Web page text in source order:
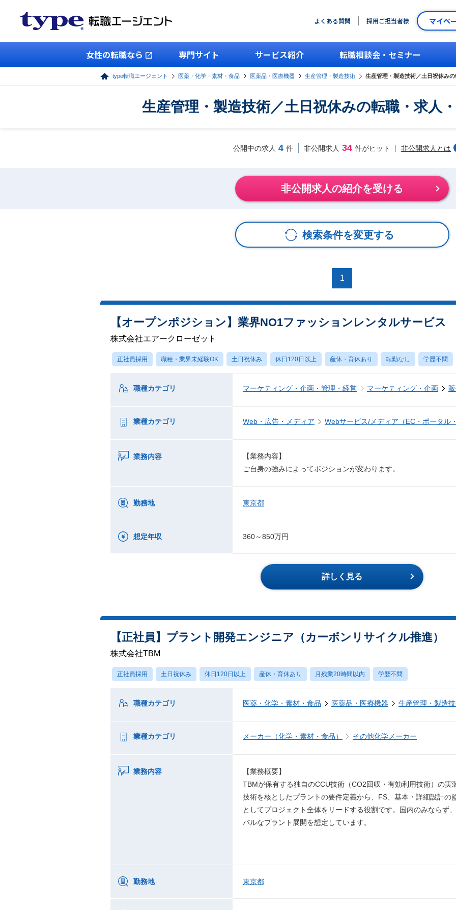
よくある質問 採用ご担当者様 マイペ
女性の転職なら 専門サイト サービス紹介 転職相談会・セミナー
type転職エージェント 医薬・化学・素材・食品 医薬品・医療機器 生産管理・製造技術 生産管理・製造技術／土日祝休み
生産管理・製造技術／土日祝休みの転職・求人
公開中の求人 4 件 非公開求人 34 件がヒット 非公開求人とは
非公開求人の紹介を受ける
検索条件を変更する
1
【オープンポジション】業界NO1ファッションレンタルサービス
株式会社エアークローゼット
正社員採用 職種・業界未経験OK 土日祝休み 休日120日以上 産休・育休あり 転勤なし 学歴不問
職種カテゴリ マーケティング・企画・管理・経営 マーケティング・企画
業種カテゴリ Web・広告・メディア Webサービス/メディア（EC・ポータル
業務内容
【業務内容】
ご自身の強みによってポジションが変わります。
勤務地 東京都
想定年収 360～850万円
詳しく見る
【正社員】プラント開発エンジニア（カーボンリサイクル推進）
株式会社TBM
正社員採用 土日祝休み 休日120日以上 産休・育休あり 月残業20時間以内 学歴不問
職種カテゴリ 医薬・化学・素材・食品 医薬品・医療機器 生産管理・製造
業種カテゴリ メーカー（化学・素材・食品） その他化学メーカー
業務内容
【業務概要】
TBMが保有する独自のCCU技術（CO2回収・有効利用技術）の実
技術を核としたプラントの要件定義から、FS、基本・詳細設計の
としてプロジェクト全体をリードする役割です。国内のみならず
バルなプラント展開を想定しています。
勤務地 東京都